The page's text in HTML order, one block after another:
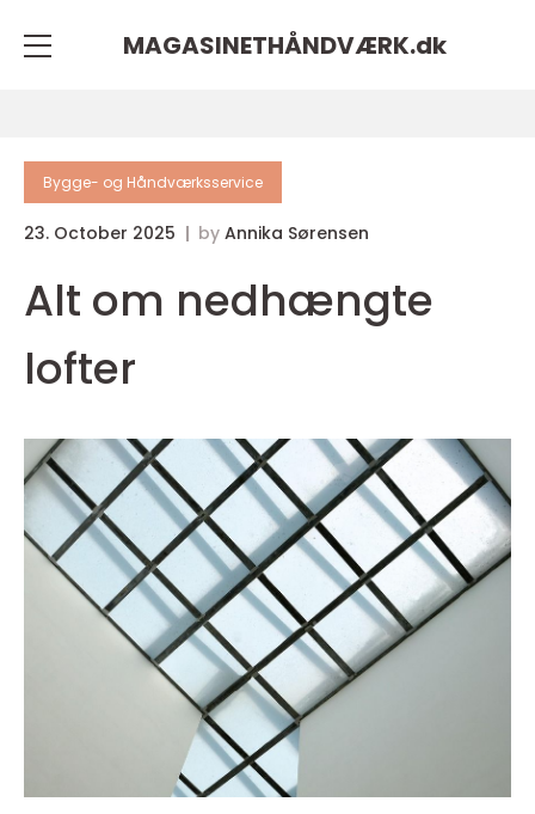
MAGASINETHÅNDVÆRK.dk
Bygge- og Håndværksservice
23. October 2025 by Annika Sørensen
Alt om nedhængte
lofter